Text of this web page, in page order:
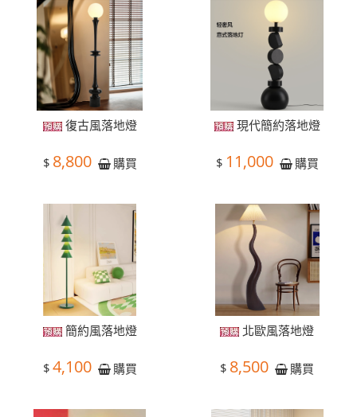
復古風落地燈
$ 8,800 購買
現代簡約落地燈
$ 11,000 購買
簡約風落地燈
$ 4,100 購買
北歐風落地燈
$ 8,500 購買